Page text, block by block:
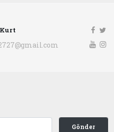
Gönder